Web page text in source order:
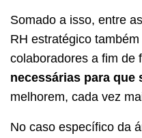
Somado a isso, entre
RH estratégico
colaboradores a fim de
necessárias para que
melhorem, cada vez
No caso específico da